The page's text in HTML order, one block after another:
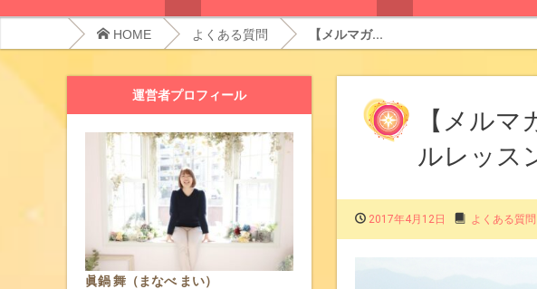
HOME よくある質問 【メルマガ...
【メル
ルレッス
2017年4月12日 よくある質問
運営者プロフィール
眞鍋 舞（まなべ まい）